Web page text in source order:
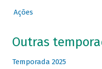
Ações
Outras
Temporada 2025